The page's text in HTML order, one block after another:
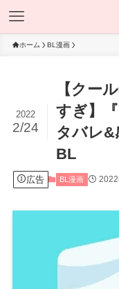
ホーム BL漫画
【クー
すぎ】
タバレ&
BL
2022
2/24
広告 BL漫画